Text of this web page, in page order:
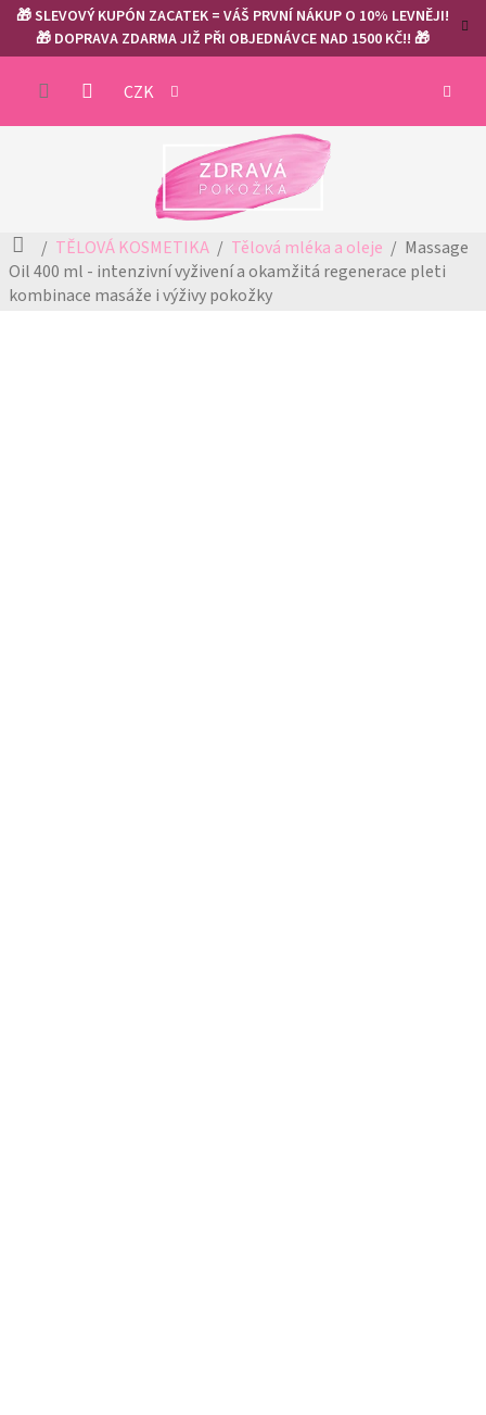
Přejít
obsah
🎁 SLEVOVÝ KUPÓN ZACATEK = VÁŠ PRVNÍ NÁKUP O 10% LEVNĚJI!
🎁 DOPRAVA ZDARMA JIŽ PŘI OBJEDNÁVCE NAD 1500 KČ!! 🎁
CZK
Domů
TĚLOVÁ KOSMETIKA Tělová mléka a oleje
Massage
Oil 400 ml - intenzivní vyživení a okamžitá regenerace pleti
kombinace masáže i výživy pokožky